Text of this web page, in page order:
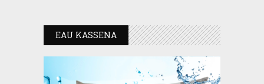
EAU KASSENA